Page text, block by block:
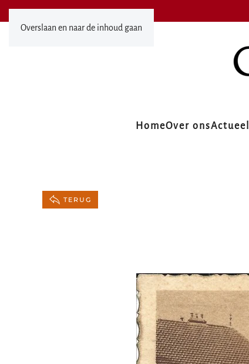
Overslaan en naar de inhoud gaan
HomeOver onsActueel
TERUG